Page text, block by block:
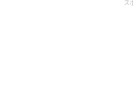
ス